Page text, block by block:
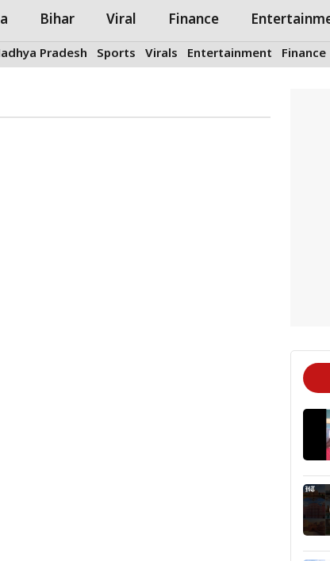
Bihar Viral Finance
Pradesh Sports Virals Entertainment Finance